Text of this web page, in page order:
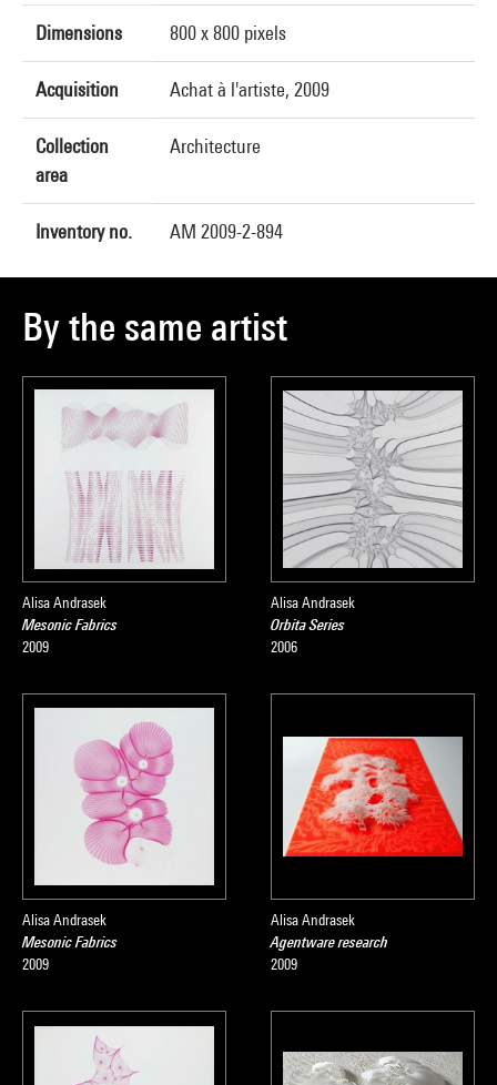
Dimensions 800 x 800 pixels
Acquisition Achat à l'artiste, 2009
Collection
area
Architecture
Inventory no. AM 2009-2-894
By the same artist
Alisa Andrasek
Mesonic Fabrics
2009
Alisa Andrasek
Orbita Series
2006
Alisa Andrasek
Mesonic Fabrics
2009
Alisa Andrasek
Agentware research
2009